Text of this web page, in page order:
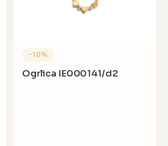
−10%
Ogrlica IE000141/d2